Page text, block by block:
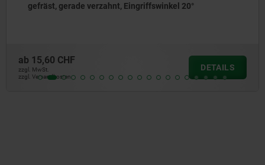
gehärtet, gerade verzahnt, Eingriffswinkel 20°
ab 58,37 CHF
zzgl. MwSt.
zzgl. Versandkosten
DETAILS